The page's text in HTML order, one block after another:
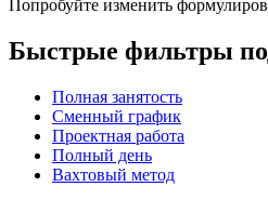
Попробуйте изменить
Быстрые фильтры
Полная занятость
Сменный график
Проектная работа
Полный день
Вахтовый метод